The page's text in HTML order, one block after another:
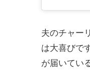
夫のチャー
は大喜びで
が届いてい